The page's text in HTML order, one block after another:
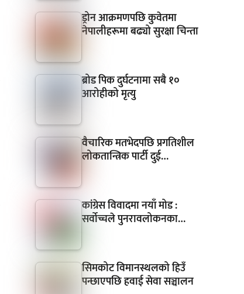
ड्रोन आक्रमणपछि कुवेतमा
नेपालीहरूमा बढ्यो सुरक्षा चिन्ता
ब्रोड पिक दुर्घटनामा सबै १०
आरोहीको मृत्यु
वैचारिक मतभेदपछि प्रगतिशील
लोकतान्त्रिक पार्टी दुई…
कांग्रेस विवादमा नयाँ मोड :
सर्वोच्चले पुनरावलोकनका…
सिमकोट विमानस्थलको हिउँ
पन्छाएपछि हवाई सेवा सञ्चालन